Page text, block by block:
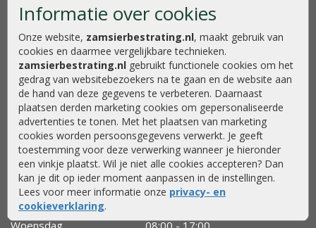
Informatie over cookies
Onze website, zamsierbestrating.nl, maakt gebruik van
cookies en daarmee vergelijkbare technieken.
zamsierbestrating.nl gebruikt functionele cookies om het
gedrag van websitebezoekers na te gaan en de website aan
de hand van deze gegevens te verbeteren. Daarnaast
plaatsen derden marketing cookies om gepersonaliseerde
advertenties te tonen. Met het plaatsen van marketing
cookies worden persoonsgegevens verwerkt. Je geeft
toestemming voor deze verwerking wanneer je hieronder
een vinkje plaatst. Wil je niet alle cookies accepteren? Dan
kan je dit op ieder moment aanpassen in de instellingen.
Lees voor meer informatie onze privacy- en
cookieverklaring.
Bezoek onze showroom of neem
contact op voor gratis advies
Zam Sierbestrating & Tuinhout
Kaapstanderweg 41
8243 RB Lelystad
0320 - 252 811
info@zamsierbestrating.nl
Routebeschrijving
Openingstijden
Maandag
08:00 - 17:00
Dinsdag
Woensdag
08:00 - 17:00